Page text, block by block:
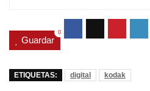
Guardar
0
ETIQUETAS: digital kodak